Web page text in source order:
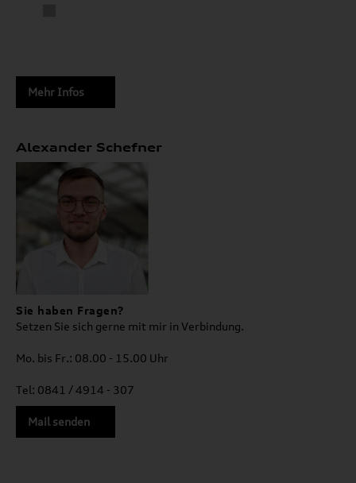
Mehr Infos
Alexander Schefner
Sie haben Fragen?
Setzen Sie sich gerne mit mir in Verbindung.
Mo. bis Fr.: 08.00 - 15.00 Uhr
Tel: 0841 / 4914 - 307
Mail senden